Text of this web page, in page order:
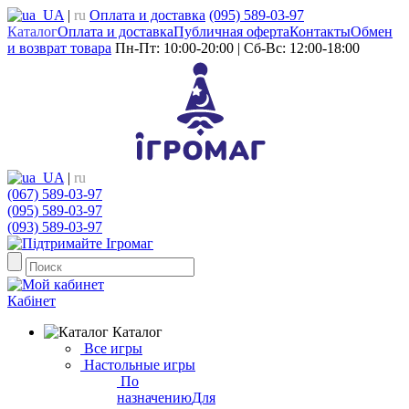
UA | ru Оплата и доставка (095) 589-03-97
КаталогОплата и доставкаПубличная офертаКонтактыОбмен
и возврат товара Пн-Пт: 10:00-20:00 | Сб-Вс: 12:00-18:00
UA | ru
(067) 589-03-97
(095) 589-03-97
(093) 589-03-97
Кабінет
Каталог
Все игры
Настольные игры
По
назначениюДля